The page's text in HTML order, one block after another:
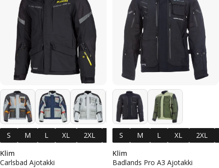
+1
S M L XL 2XL
3XL
Klim
Carlsbad Ajotakki
S M L XL
2XL
Klim
Badlands Pro A3 Ajotakki